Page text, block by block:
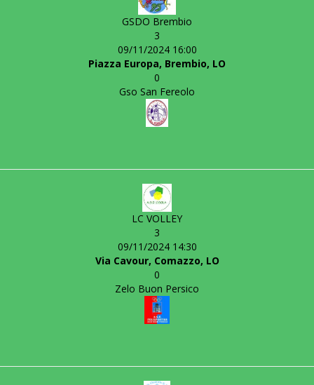
GSDO Brembio
3
09/11/2024 16:00
Piazza Europa, Brembio, LO
0
Gso San Fereolo
LC VOLLEY
3
09/11/2024 14:30
Via Cavour, Comazzo, LO
0
Zelo Buon Persico